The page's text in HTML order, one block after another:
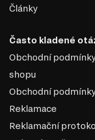
pohyblivých prvků
což umožňuje
Hlavní
Plný výsuv: Díky
což poskytuje
Pevnost:
kg, někdy i více).
Přesnost pohybu:
Články
Často kladené
Obchodní
shopu
Obchodní
Reklamace
Reklamační